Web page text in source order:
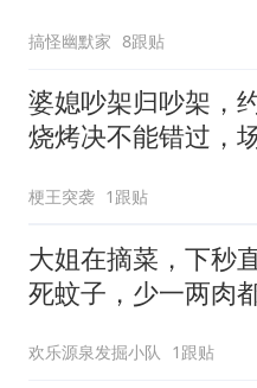
搞怪幽默家 8跟贴
婆媳吵架归吵架，
烧烤决不能错过，
梗王突袭 1跟贴
大姐在摘菜，下秒
死蚊子，少一两肉
欢乐源泉发掘小队 1跟贴